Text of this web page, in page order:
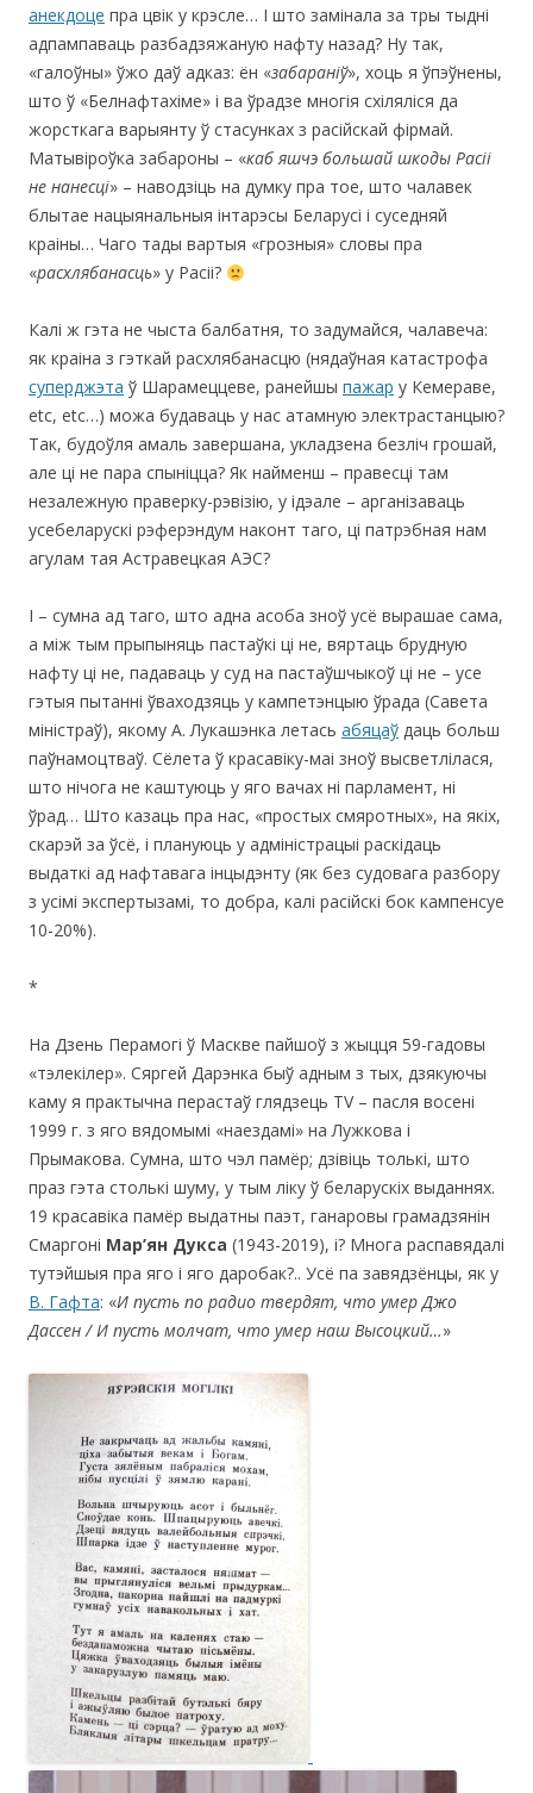
анекдоце пра цвік у крэсле… І што замінала за тры тыдні
адпампаваць разбадзяжаную нафту назад? Ну так,
«галоўны» ўжо даў адказ: ён «забараніў», хоць я ўпэўнены,
што ў «Белнафтахіме» і ва ўрадзе многія схіляліся да
жорсткага варыянту ў стасунках з расійскай фірмай.
Матывіроўка забароны – «каб яшчэ большай шкоды Расіі
не нанесці» – наводзіць на думку пра тое, што чалавек
блытае нацыянальныя інтарэсы Беларусі і суседняй
краіны… Чаго тады вартыя «грозныя» словы пра
«расхлябанасць» у Расіі?
Калі ж гэта не чыста балбатня, то задумайся, чалавеча:
як краіна з гэткай расхлябанасцю (нядаўная катастрофа
суперджэта ў Шарамеццеве, ранейшы пажар у Кемераве,
еtc, etc…) можа будаваць у нас атамную электрастанцыю?
Так, будоўля амаль завершана, укладзена безліч грошай,
але ці не пара спыніцца? Як найменш – правесці там
незалежную праверку-рэвізію, у ідэале – арганізаваць
усебеларускі рэферэндум наконт таго, ці патрэбная нам
агулам тая Астравецкая АЭС?
I – cумна ад таго, што адна асоба зноў усё вырашае сама,
а між тым прыпыняць пастаўкі ці не, вяртаць брудную
нафту ці не, падаваць у суд на пастаўшчыкоў ці не – усе
гэтыя пытанні ўваходзяць у кампетэнцыю ўрада (Савета
міністраў), якому А. Лукашэнка летась абяцаў даць больш
паўнамоцтваў. Сёлета ў красавіку-маі зноў высветлілася,
што нічога не каштуюць у яго вачах ні парламент, ні
ўрад… Што казаць пра нас, «простых смяротных», на якіх,
скарэй за ўсё, і плануюць у адміністрацыі раскідаць
выдаткі ад нафтавага інцыдэнту (як без судовага разбору
з усімі экспертызамі, то добра, калі расійскі бок кампенсуе
10-20%).
*
На Дзень Перамогі ў Маскве пайшоў з жыцця 59-гадовы
«тэлекілер». Сяргей Дарэнка быў адным з тых, дзякуючы
каму я практычна перастаў глядзець ТV – пасля восені
1999 г. з яго вядомымі «наездамі» на Лужкова і
Прымакова. Сумна, што чэл памёр; дзівіць толькі, што
праз гэта столькі шуму, у тым ліку ў беларускіх выданнях.
19 красавіка памёр выдатны паэт, ганаровы грамадзянін
Смаргоні Мар’ян Дукса (1943-2019), і? Многа распавядалі
тутэйшыя пра яго і яго даробак?.. Усё па завядзёнцы, як у
В. Гафта: «И пусть по радио твердят, что умер Джо
Дассен / И пусть молчат, что умер наш Высоцкий…»